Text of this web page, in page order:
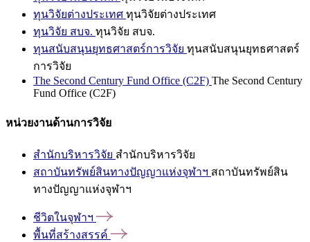
ทุนวิจัยต่างประเทศ ทุนวิจัยต่างประเทศ
ทุนวิจัย สบจ. ทุนวิจัย สบจ.
ทุนสนับสนุนยุทธศาสตร์การวิจัย ทุนสนับสนุนยุทธศาสตร์
การวิจัย
The Second Century Fund Office (C2F) The Second Century
Fund Office (C2F)
หน่วยงานด้านการวิจัย
สำนักบริหารวิจัย สำนักบริหารวิจัย
สถาบันทรัพย์สินทางปัญญาแห่งจุฬาฯ สถาบันทรัพย์สิน
ทางปัญญาแห่งจุฬาฯ
ชีวิตในจุฬาฯ
พื้นที่สร้างสรรค์